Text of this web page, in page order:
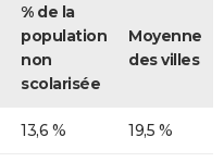
% de la
population
non
scolarisée
Moyenne
des villes
13,6 % 19,5 %